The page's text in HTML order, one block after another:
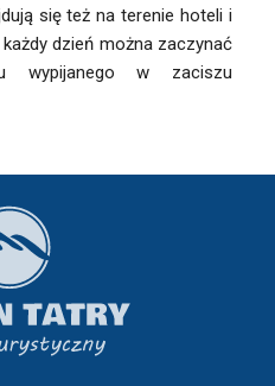
się też na terenie hoteli i
dzień można zaczynać
wypijanego w zaciszu